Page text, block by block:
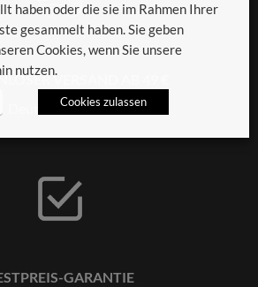
VERSAND AB 49 €
Deutschlandweit
GARANTIE
haben oder die sie im Rahmen Ihrer
gesammelt haben. Sie geben
Cookies, wenn Sie unsere
nutzen.
Cookies zulassen